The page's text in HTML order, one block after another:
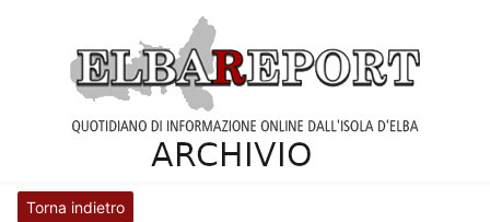
Torna indietro